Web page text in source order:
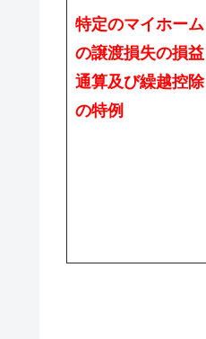
特定のマイホーム
の譲渡損失の損益
通算及び繰越控除
の特例